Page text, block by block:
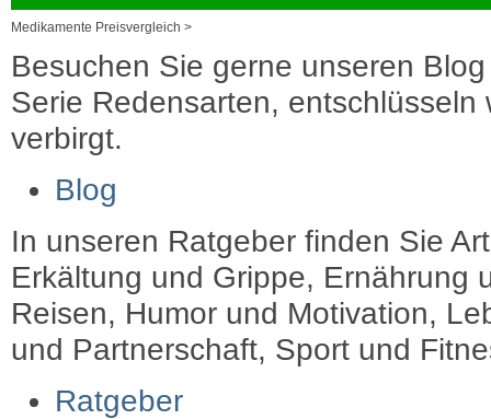
Medikamente Preisvergleich >
Besuchen Sie gerne unseren
Serie Redensarten, entschlüsseln
verbirgt.
Blog
In unseren Ratgeber finden Sie
Erkältung und Grippe, Ernährung
Reisen, Humor und Motivation,
und Partnerschaft, Sport und
Ratgeber